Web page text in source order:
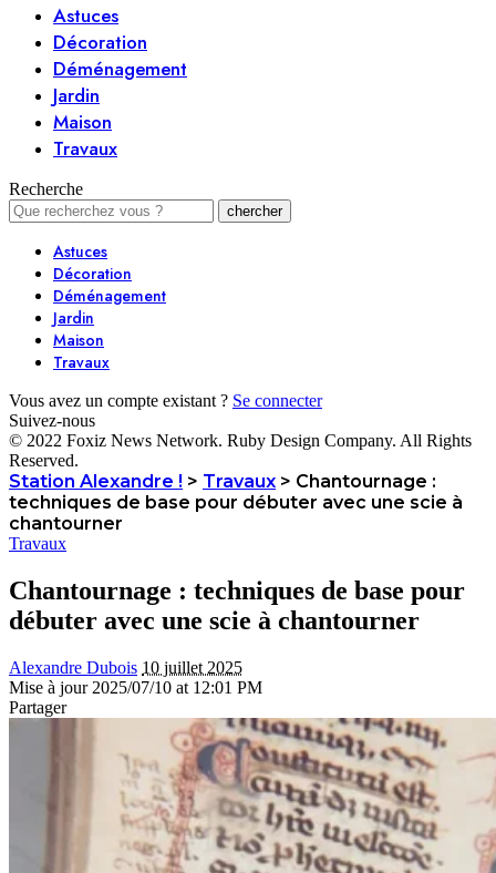
Astuces
Décoration
Déménagement
Jardin
Maison
Travaux
Recherche
Astuces
Décoration
Déménagement
Jardin
Maison
Travaux
Vous avez un compte existant ? Se connecter
Suivez-nous
© 2022 Foxiz News Network. Ruby Design Company. All Rights
Reserved.
Station Alexandre ! > Travaux > Chantournage :
techniques de base pour débuter avec une scie à
chantourner
Travaux
Chantournage : techniques de base pour
débuter avec une scie à chantourner
Alexandre Dubois 10 juillet 2025
Mise à jour 2025/07/10 at 12:01 PM
Partager